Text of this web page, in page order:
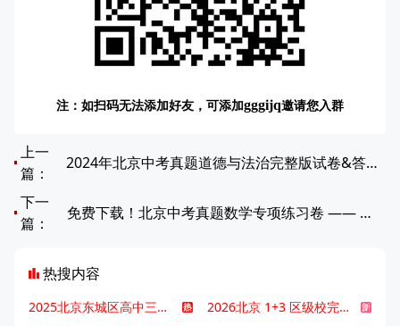
注：如扫码无法添加好友，可添加gggijq邀请您入群
上一
篇：
2024年北京中考真题道德与法治完整版试卷&答案！下载保存！
下一
篇：
免费下载！北京中考真题数学专项练习卷 —— 相似章节综合！
热搜内容
2025北京东城区高中三大梯队高中有哪些？录取分数线是多少？
2026北京 1+3 区级校完整名单发布，13549 个名额该如何规划报考？